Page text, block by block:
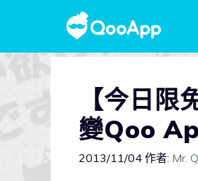
【今日
變Qoo
2013/11/04 作者: Mr.